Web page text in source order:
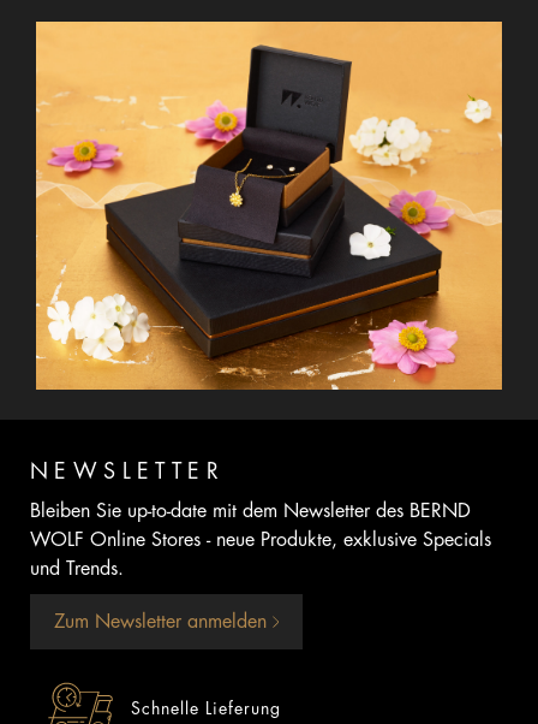
NEWSLETTER
Bleiben Sie up-to-date mit dem Newsletter des BERND
WOLF Online Stores - neue Produkte, exklusive Specials
und Trends.
Zum Newsletter anmelden
Schnelle Lieferung